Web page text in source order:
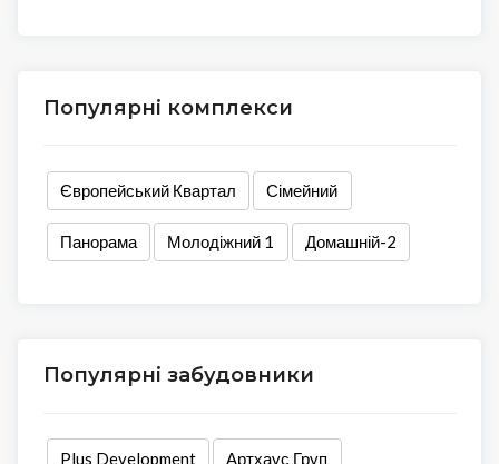
Популярні комплекси
Європейський Квартал Сімейний
Панорама Молодіжний 1 Домашній-2
Популярні забудовники
Plus Development Артхаус Груп